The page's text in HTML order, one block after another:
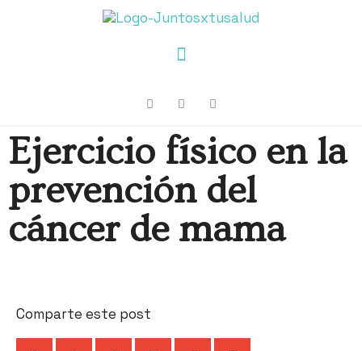
Ejercicio físico en la
prevención del
cáncer de mama
Comparte este post